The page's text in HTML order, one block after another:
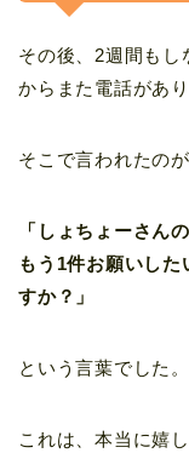
その後、2週間もし
からまた電話があり
そこで言われたのが
「しょちょーさん
もう1件お願いした
すか？」
という言葉でした。
これは、本当に嬉